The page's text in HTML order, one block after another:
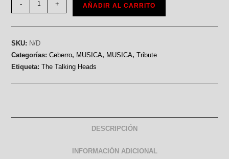
- + AÑADIR AL CARRITO
SKU: N/D
Categorías:Ceberro, MUSICA, MUSICA,Tribute
Etiqueta:The Talking Heads
DESCRIPCIÓN
INFORMACIÓN ADICIONAL